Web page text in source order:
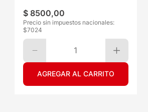
$ 8500,00
Precio sin impuestos nacionales:
$7024
1
AGREGAR AL CARRITO